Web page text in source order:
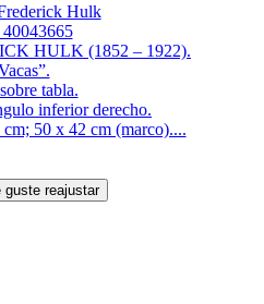
Hulk
HULK (1852 – 1922).
tabla.
inferior derecho.
50 x 42 cm (marco)....